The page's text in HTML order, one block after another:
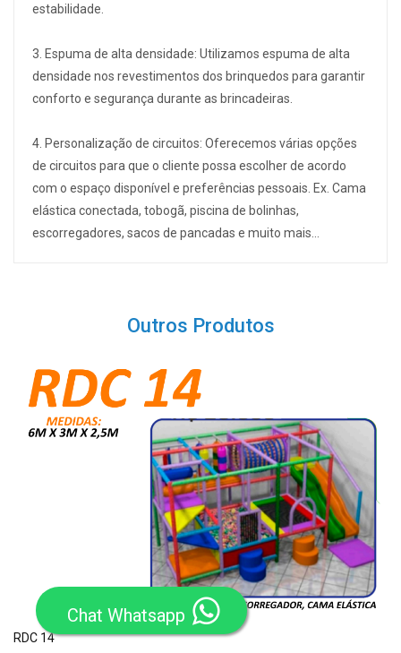
Chat Whatsapp
estabilidade.
3. Espuma de alta densidade: Utilizamos espuma de alta
densidade nos revestimentos dos brinquedos para garantir
conforto e segurança durante as brincadeiras.
4. Personalização de circuitos: Oferecemos várias opções
de circuitos para que o cliente possa escolher de acordo
com o espaço disponível e preferências pessoais. Ex. Cama
elástica conectada, tobogã, piscina de bolinhas,
escorregadores, sacos de pancadas e muito mais…
Outros Produtos
RDC 14